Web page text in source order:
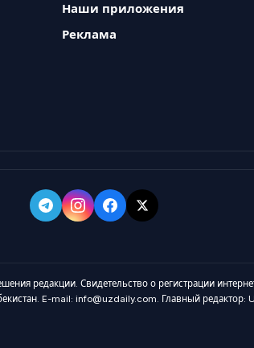
Наши приложения
Реклама
редакции. Свидетельство о регистрации
E-mail: info@uzdaily.com. Главный